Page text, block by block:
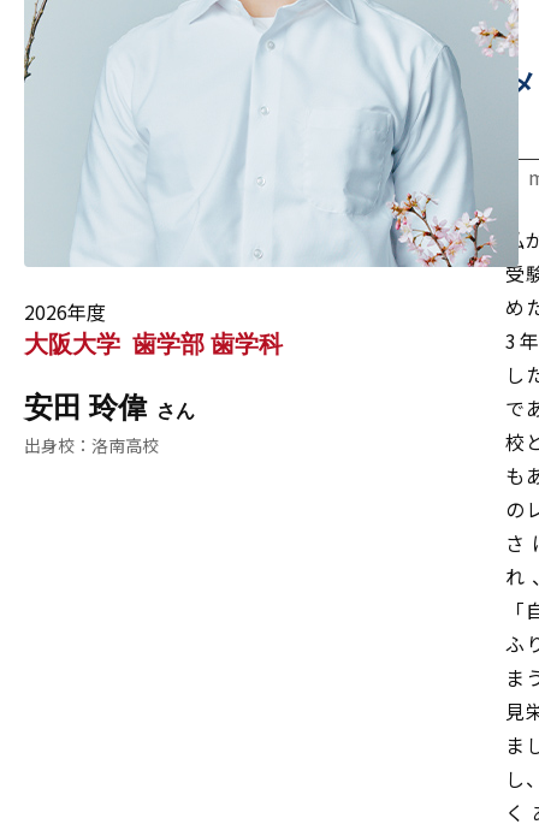
2026年度
大阪大学 歯学部 歯学科
安田 玲偉
洛南高校
受
め
3
し
で
校
も
の
さ
れ
ふ
ま
見
ま
し
く